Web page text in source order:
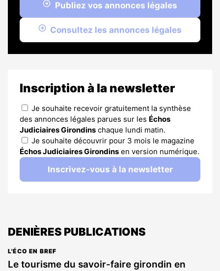
Publiez vos annonces légales
Consultez les annonces légales
Inscription à la newsletter
Je souhaite recevoir gratuitement la synthèse
des annonces légales parues sur les Échos
Judiciaires Girondins chaque lundi matin.
Je souhaite découvrir pour 3 mois le magazine
Échos Judiciaires Girondins en version numérique.
Inscrivez-vous à la newsletter
DENIÈRES PUBLICATIONS
L'ÉCO EN BREF
Le tourisme du savoir-faire girondin en